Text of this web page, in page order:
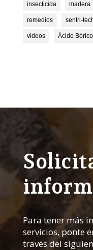
insecticida madera
remedios sentri-
videos Ácido Bórico
Para tener más
servicios, ponte
través del